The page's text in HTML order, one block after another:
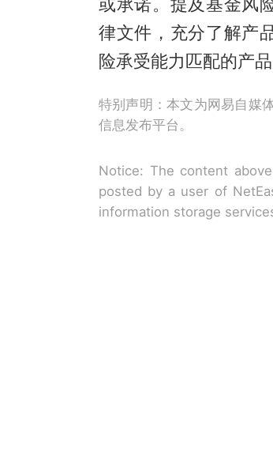
或承诺。提及基金风
律文件，充分了解产
险承受能力匹配的产
特别声明：本文为网易自媒
信息发布平台。
Notice: The content
posted by a user of
information storage
费大